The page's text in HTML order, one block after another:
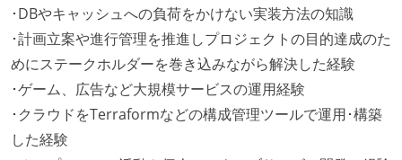
･DBやキャッシュへの負荷をかけない実装方法の知識
･計画立案や進行管理を推進しプロジェクトの目的達成のた
めにステークホルダーを巻き込みながら解決した経験
･ゲーム、広告など大規模サービスの運用経験
･クラウドをTerraformなどの構成管理ツールで運用･構築
した経験